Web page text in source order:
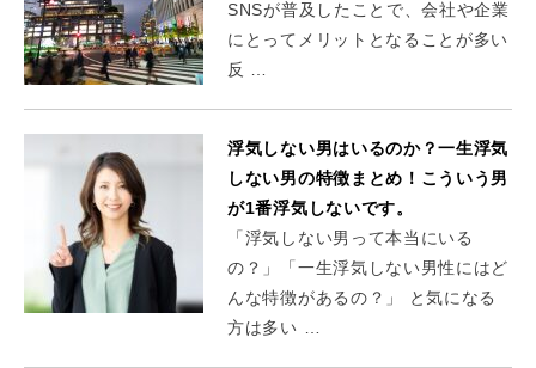
SNSが普及したことで、会社や企業
にとってメリットとなることが多い
反 …
浮気しない男はいるのか？一生浮気
しない男の特徴まとめ！こういう男
が1番浮気しないです。
「浮気しない男って本当にいる
の？」「一生浮気しない男性にはど
んな特徴があるの？」 と気になる
方は多い …